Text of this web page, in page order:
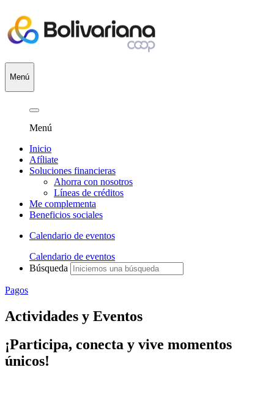
Menú
Menú
Inicio
Afíliate
Soluciones financieras
Ahorra con nosotros
Líneas de créditos
Me complementa
Beneficios sociales
Calendario de eventos
Calendario de eventos
Búsqueda
Pagos
Actividades y Eventos
¡Participa, conecta y vive momentos
únicos!